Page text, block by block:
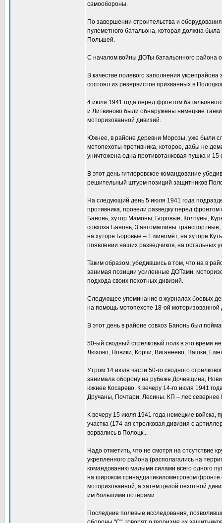
самообороны.
По завершении строительства и
пулеметного батальона, которая должна была
Польшей.
С началом войны ДОТы батальонного района
В качестве полевого заполнения
состоял из резервистов призванных в
4 июля 1941 года перед фронтом
и Литвиново были обнаружены немецкие
моторизованной дивизий.
Южнее, в районе деревни Морозы, уже были
мотопехоты противника, которое, дабы не
уничтожена одна противотанковая пушка и 15
В этот день гитлеровское командование
решительный штурм позиций защитников
На следующий день 5 июля 1941 года
противника, провели разведку перед
Банонь, хутор Мамоны, Боровые, Колтуны,
совхоза Банонь, 3 автомашины
на хуторе Боровые – 1 миномёт, на хуторе
появлении наших разведчиков, на остальных
Таким образом, убедившись в том, что на в
занимая позиции усиленные ДОТами,
подхода своих пехотных дивизий.
Следующее упоминание в журналах боевых
на помощь мотопехоте 18-ой моторизованной
В этот день в районе совхоз Банонь был
50-ый сводный стрелковый полк в это время
Люхово, Новики, Корчи, Виганеево, Пашки,
Утром 14 июля части 50-го сводного
занимала оборону на рубеже Дочевщина,
южнее Косарево. К вечеру 14-го июля 1941
Дручаны, Почтари, Лесины. КП – лес
К вечеру 15 июля 1941 года немецкие войска,
участка (174-ая стрелковая дивизия с
ворвались в Полоцк...
Надо отметить, что не смотря на
укрепленного района (располагались на
командованию малыми силами всего одного
на широком тринадцатикилометровом фронте
моторизованной, а затем целой пехотной
им большими потерями...
Последние полевые исследования,